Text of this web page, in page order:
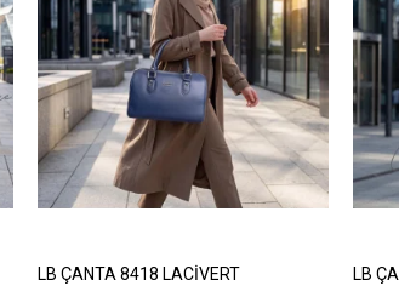
LB ÇANTA 8418 LACİVERT LB